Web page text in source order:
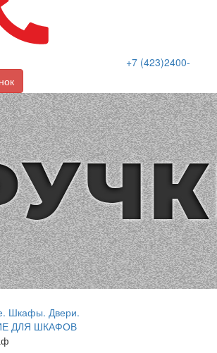
+7 (423)2400-
Шкафы. Двери.
ДЛЯ ШКАФОВ